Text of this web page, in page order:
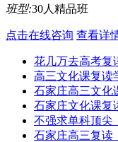
班型:30人精品班
点击在线咨询 查看详
花几万去高考复
高三文化课复读
石家庄高三文化
石家庄文化课复
不强求单科顶尖
石家庄高三复读